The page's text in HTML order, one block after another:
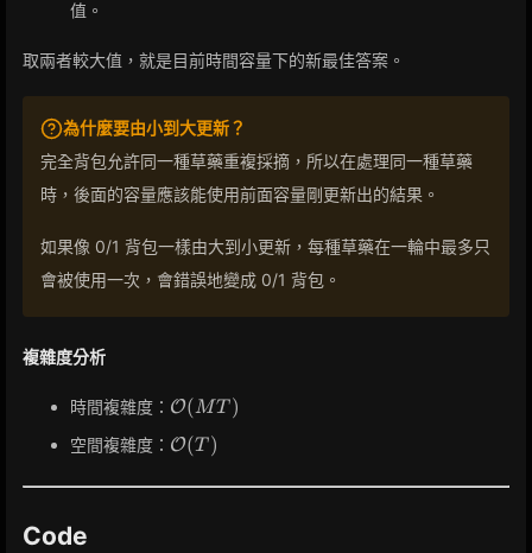
值。
取兩者較大值，就是目前時間容量下的新最佳答案。
為什麼要由小到大更新？
完全背包允許同一種草藥重複採摘，所以在處理同一種草藥
時，後面的容量應該能使用前面容量剛更新出的結果。
如果像 0/1 背包一樣由大到小更新，每種草藥在一輪中最多只
會被使用一次，會錯誤地變成 0/1 背包。
複雜度分析
時間複雜度： \mathcal{O}
O(MT )
空間複雜度： \mathcal{O}
O(T )
Code